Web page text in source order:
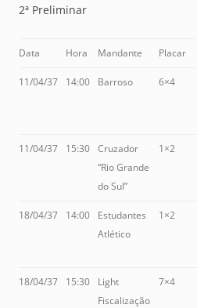
2ª Preliminar
Data Hora Mandante Placar
11/04/37 14:00 Barroso 6×4
11/04/37 15:30 Cruzador
“Rio Grande
do Sul”
1×2
18/04/37 14:00
Estudantes
Atlético
1×2
18/04/37 15:30
Light
Fiscalização
7×4